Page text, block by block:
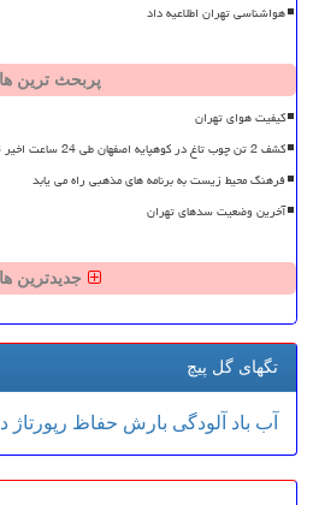
هواشناسی تهران اطلاعیه داد
پربحث ترین ها
کیفیت هوای تهران
کشف 2 تن چوب تاغ در کوهپایه اصفهان طی 24 ساعت اخیر 8 نفر دستگیر شدند
فرهنگ محیط زیست به برنامه های مذهبی راه می یابد
آخرین وضعیت سدهای تهران
جدیدترین ها
تگهای گل پیچ
آب باد آلودگی بارش حفاظ رپورتاژ